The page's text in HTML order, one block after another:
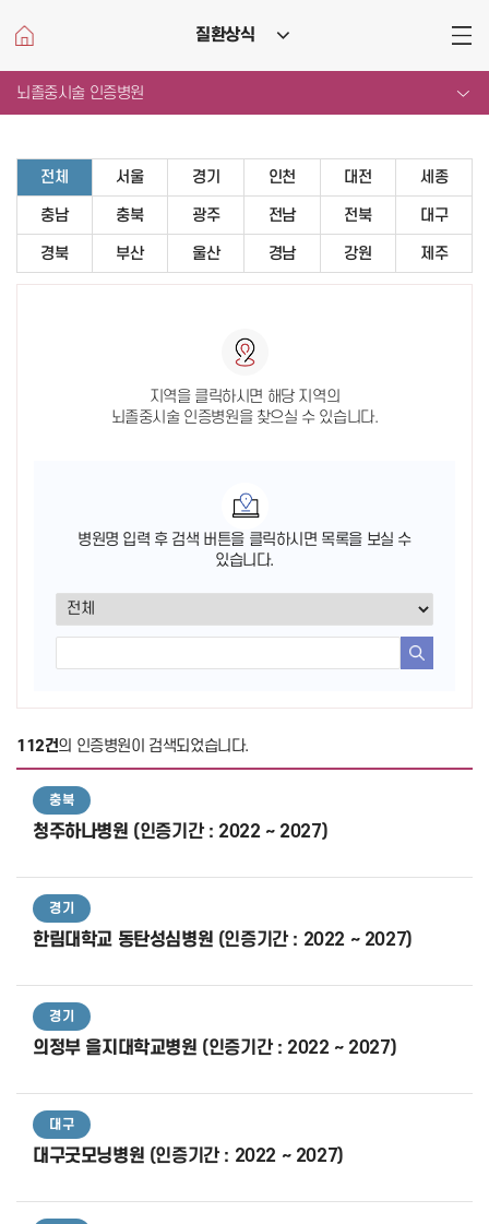
메뉴
질환상식
뇌졸중시술 인증병원
전체 서울 경기 인천 대전 세종
충남 충북 광주 전남 전북 대구
경북 부산 울산 경남 강원 제주
지역을 클릭하시면 해당 지역의
뇌졸중시술 인증병원을 찾으실 수 있습니다.
병원명 입력 후 검색 버튼을 클릭하시면 목록을 보실 수
있습니다.
112건의 인증병원이 검색되었습니다.
충북
청주하나병원 (인증기간 : 2022 ~ 2027)
경기
한림대학교 동탄성심병원 (인증기간 : 2022 ~ 2027)
경기
의정부 을지대학교병원 (인증기간 : 2022 ~ 2027)
대구
대구굿모닝병원 (인증기간 : 2022 ~ 2027)